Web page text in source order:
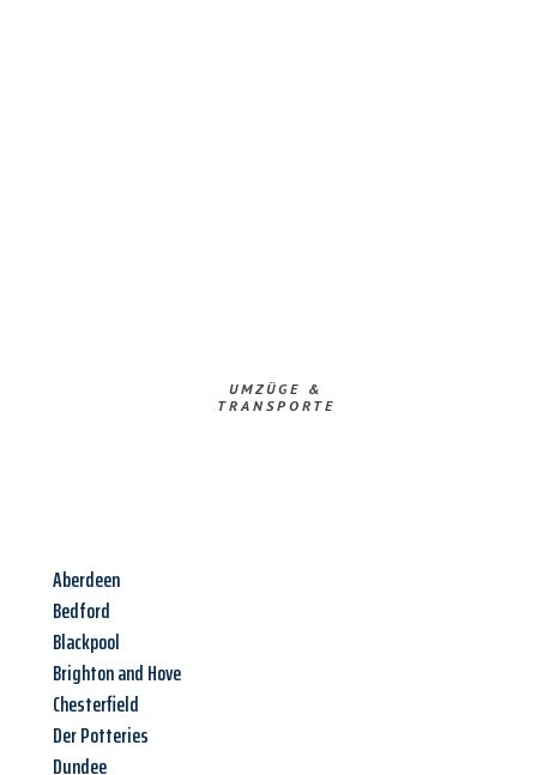
UMZÜGE &
TRANSPORTE
Aberdeen
Bedford
Blackpool
Brighton and Hove
Chesterfield
Der Potteries
Dundee